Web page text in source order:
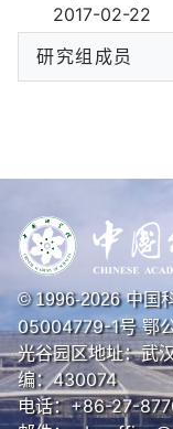
2017-02-22
研究组成员
© 1996-2026中国
05004779-1号鄂
光谷园区地址：武
编：430074
电话：+86-27-